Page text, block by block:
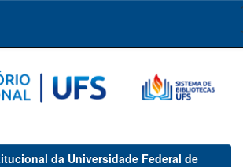
da Universidade Federal de